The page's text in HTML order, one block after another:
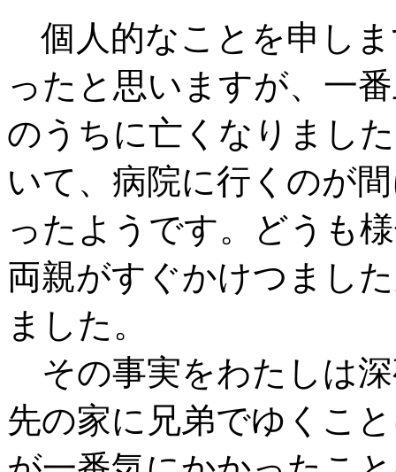
個人的なことを申し
ったと思いますが、一
のうちに亡くなりまし
いて、病院に行くのが
ったようです。どうも
両親がすぐかけつまし
ました。
その事実をわたしは
先の家に兄弟でゆくこ